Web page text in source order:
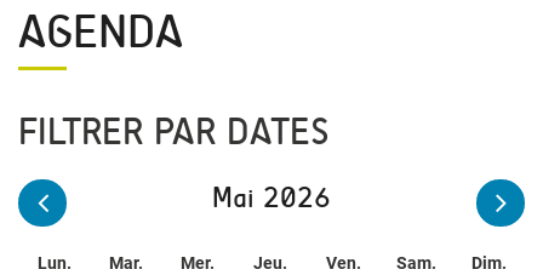
AGENDA
FILTRER PAR DATES
Mai 2026
Lun. Mar. Mer. Jeu. Ven. Sam. Dim.